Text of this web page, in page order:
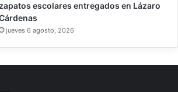
zapatos escolares entregados en Lázaro
jueves 6 agosto, 2026